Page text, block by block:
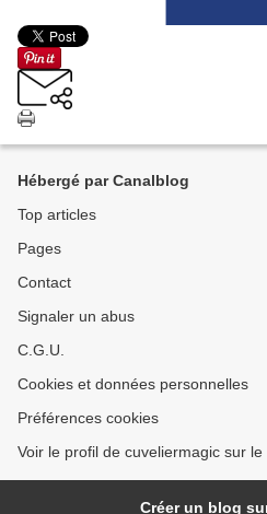
Hébergé par Canalblog
Top articles
Pages
Contact
Signaler un abus
C.G.U.
Cookies et données personnelles
Préférences cookies
Voir le profil de cuveliermagic sur
Créer un blog